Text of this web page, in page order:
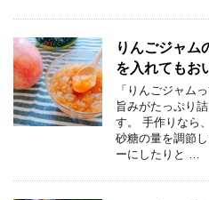
りんごジャム
を入れてもお
「りんごジャム
旨みがたっぷり
す。 手作りなら
砂糖の量を調節
ーにしたりと …